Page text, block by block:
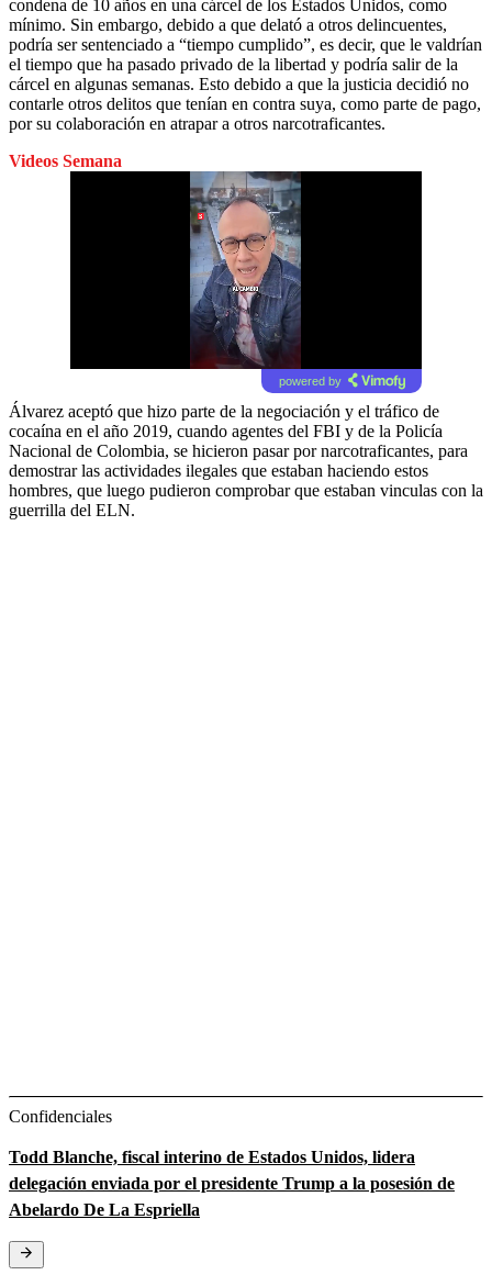
condena de 10 años en una cárcel de los Estados Unidos, como
mínimo. Sin embargo, debido a que delató a otros delincuentes,
podría ser sentenciado a “tiempo cumplido”, es decir, que le valdrían
el tiempo que ha pasado privado de la libertad y podría salir de la
cárcel en algunas semanas. Esto debido a que la justicia decidió no
contarle otros delitos que tenían en contra suya, como parte de pago,
por su colaboración en atrapar a otros narcotraficantes.
Videos Semana
powered by
Álvarez aceptó que hizo parte de la negociación y el tráfico de
cocaína en el año 2019, cuando agentes del FBI y de la Policía
Nacional de Colombia, se hicieron pasar por narcotraficantes, para
demostrar las actividades ilegales que estaban haciendo estos
hombres, que luego pudieron comprobar que estaban vinculas con la
guerrilla del ELN.
Confidenciales
Todd Blanche, fiscal interino de Estados Unidos, lidera
delegación enviada por el presidente Trump a la posesión de
Abelardo De La Espriella